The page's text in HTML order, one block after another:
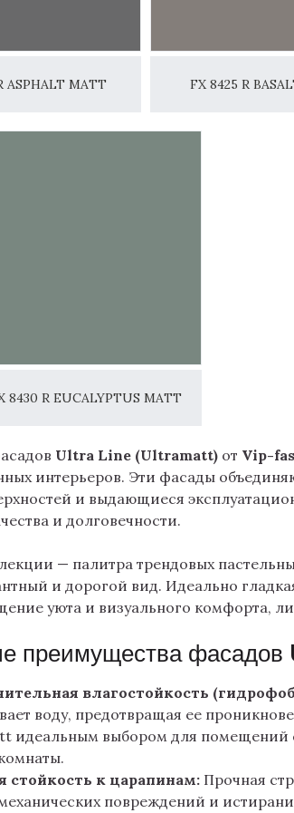
ASPHALT MATT FX 8425 R
8430 R EUCALYPTUS MATT
Ultra Line (Ultramatt) от Vip-
интерьеров. Эти фасады
и выдающиеся
и долговечности.
— палитра трендовых
и дорогой вид. Идеально
уюта и визуального комфорта,
преимущества
влагостойкость
воду, предотвращая ее
идеальным выбором для помещений
стойкость к царапинам: Прочная
повреждений и